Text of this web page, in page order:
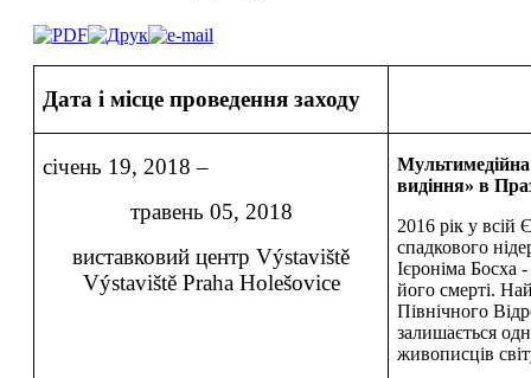
Дата і місце проведення заходу
січень 19, 2018 –
травень 05, 2018
виставковий центр Výstaviště
Výstaviště Praha Holešovice
видіння» в
2016 рік у всій
спадкового
Ієроніма Босха
його смерті.
Північного
залишається
живописців